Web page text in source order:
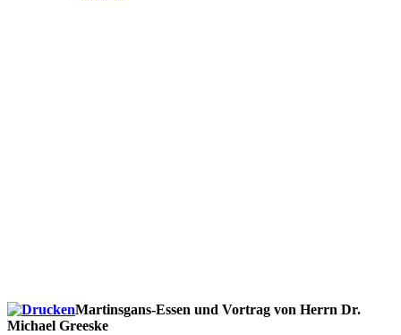
Martinsgans-Essen und Vortrag von Herrn Dr.
Michael Greeske